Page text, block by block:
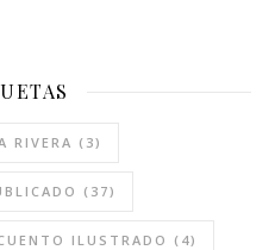
RIVERA (3)
(37)
ILUSTRADO (4)